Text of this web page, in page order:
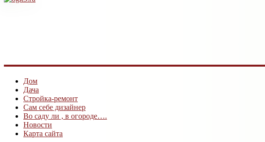
Дом
Дача
Стройка-ремонт
Сам себе дизайнер
Во саду ли , в огороде….
Новости
Карта сайта